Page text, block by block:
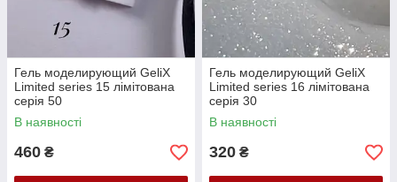
Гель моделирующий GeliX
Limited series 15 лімітована
серія 50
В наявності
460 ₴
Гель моделирующий GeliX
Limited series 16 лімітована
серія 30
В наявності
320 ₴